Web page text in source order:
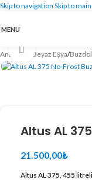
Skip to navigation Skip to
MENU
Ana Sayfa Beyaz Eşya/
Altus AL
21.500,00₺
Altus AL 375, 455